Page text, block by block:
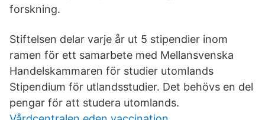
forskning.
Stiftelsen delar varje år ut 5 stipendier inom
ramen för ett samarbete med Mellansvenska
Handelskammaren för studier utomlands
Stipendium för utlandsstudier. Det behövs en del
pengar för att studera utomlands.